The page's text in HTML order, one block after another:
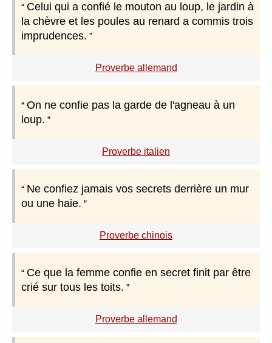
Celui qui a confié le mouton au loup, le jardin à
la chèvre et les poules au renard a commis trois
imprudences.
Proverbe allemand
On ne confie pas la garde de l'agneau à un
loup.
Proverbe italien
Ne confiez jamais vos secrets derrière un mur
ou une haie.
Proverbe chinois
Ce que la femme confie en secret finit par être
crié sur tous les toits.
Proverbe allemand